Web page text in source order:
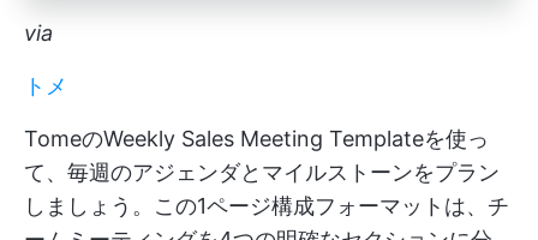
via
トメ
TomeのWeekly Sales Meeting Templateを使っ
て、毎週のアジェンダとマイルストーンをプラン
しましょう。この1ページ構成フォーマットは、チ